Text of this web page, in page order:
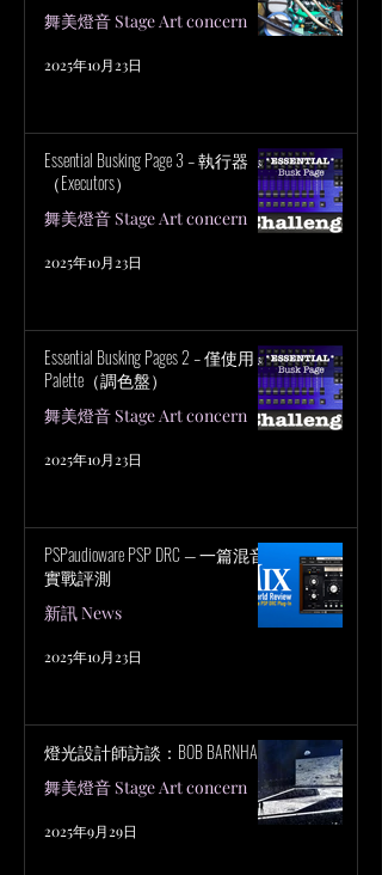
舞美燈音 Stage Art concern
2025年10月23日
Essential Busking Page 3 – 執行器
（Executors）
舞美燈音 Stage Art concern
2025年10月23日
Essential Busking Pages 2 – 僅使用
Palette（調色盤）
舞美燈音 Stage Art concern
2025年10月23日
PSPaudioware PSP DRC — 一篇混音
實戰評測
新訊 News
2025年10月23日
燈光設計師訪談：BOB BARNHART
舞美燈音 Stage Art concern
2025年9月29日